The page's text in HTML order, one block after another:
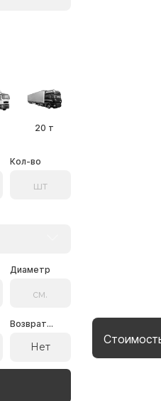
20 т
Кол-во
Диаметр
Возврат...
Нет